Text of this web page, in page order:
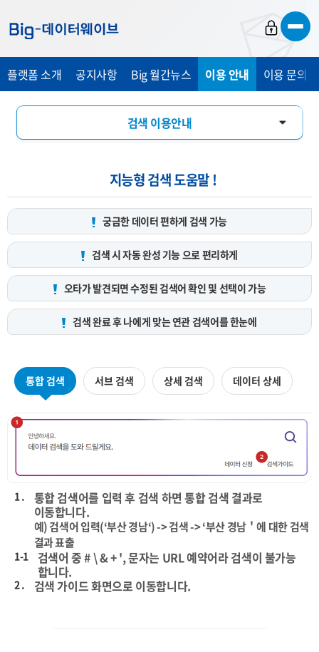
가
기
가
기
가
기
플랫폼 소개 공지사항 Big 월간뉴스 이용 안내 이용 문의
검색 이용안내
지능형 검색 도움말 !
궁금한 데이터 편하게 검색 가능
검색 시 자동 완성 기능으로 편리하게
오타가 발견되면 수정된 검색어확인 및 선택이 가능
검색 완료 후 나에게 맞는연관 검색어를 한눈에
통합 검색 서브 검색 상세 검색 데이터 상세
1 .
통합 검색어를 입력 후 검색 하면 통합 검색 결과로
이동합니다.
예) 검색어 입력(‘부산 경남‘) -> 검색 -> ‘부산 경남＇에 대한 검색
결과 표출
1-1
검색어 중 # \ & + ', 문자는 URL 예약어라 검색이 불가능
합니다.
2 . 검색 가이드 화면으로 이동합니다.